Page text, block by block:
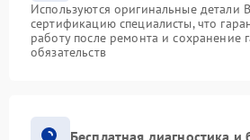
Используются оригинальные
сертификацию специалисты, что
работу после ремонта и сохранение
обязательств
Бесплатная диагностика